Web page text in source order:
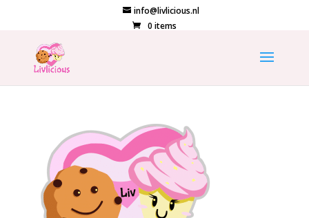
info@livlicious.nl
0 items